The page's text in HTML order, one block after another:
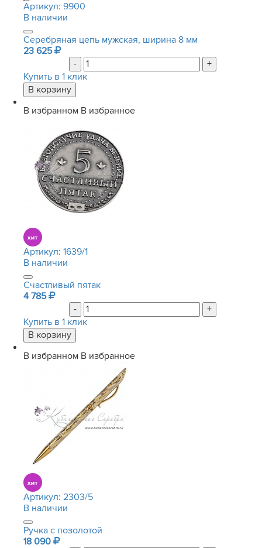
Артикул: 9900
В наличии
Серебряная цепь мужская, ширина 8 мм
23 625
-
+
Купить в 1 клик
В избранном В избранное
Артикул: 1639/1
В наличии
Счастливый пятак
4 785
-
+
Купить в 1 клик
В избранном В избранное
Артикул: 2303/5
В наличии
Ручка с позолотой
18 090